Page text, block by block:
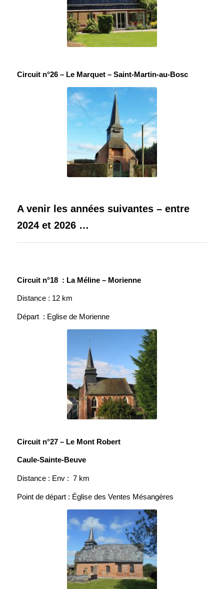
Circuit n°26 – Le Marquet – Saint-Martin-au-Bosc
A venir les années suivantes – entre
2024 et 2026 …
Circuit n°18 : La Méline – Morienne
Distance : 12 km
Départ : Eglise de Morienne
Circuit n°27 – Le Mont Robert
Caule-Sainte-Beuve
Distance : Env : 7 km
Point de départ : Église des Ventes Mésangères